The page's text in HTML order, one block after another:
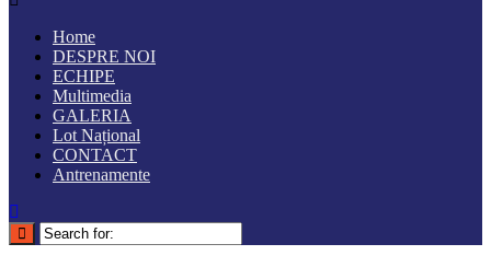
Home
DESPRE NOI
ECHIPE
Multimedia
GALERIA
Lot Național
CONTACT
Antrenamente